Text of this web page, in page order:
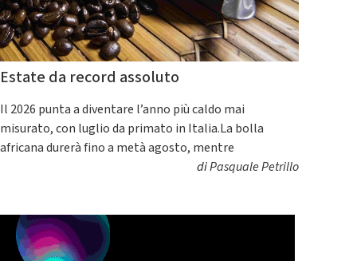
Estate da record assoluto
Il 2026 punta a diventare l’anno più caldo mai
misurato, con luglio da primato in Italia.La bolla
africana durerà fino a metà agosto, mentre
diPasquale Petrillo